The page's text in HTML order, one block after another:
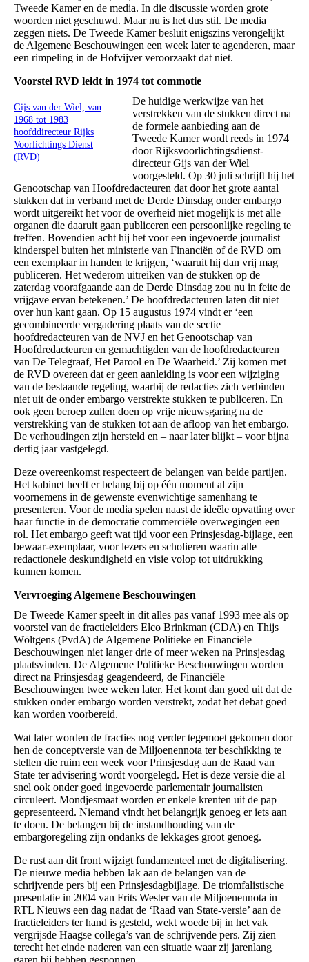
Tweede Kamer en de media. In die discussie worden grote
woorden niet geschuwd. Maar nu is het dus stil. De media
zeggen niets. De Tweede Kamer besluit enigszins verongelijkt
de Algemene Beschouwingen een week later te agenderen, maar
een rimpeling in de Hofvijver veroorzaakt dat niet.
Voorstel RVD leidt in 1974 tot commotie
Gijs van der Wiel, van
1968 tot 1983
hoofddirecteur Rijks
Voorlichtings Dienst
(RVD)
De huidige werkwijze van het
verstrekken van de stukken direct na
de formele aanbieding aan de
Tweede Kamer wordt reeds in 1974
door Rijksvoorlichtingsdienst-
directeur Gijs van der Wiel
voorgesteld. Op 30 juli schrijft hij het
Genootschap van Hoofdredacteuren dat door het grote aantal
stukken dat in verband met de Derde Dinsdag onder embargo
wordt uitgereikt het voor de overheid niet mogelijk is met alle
organen die daaruit gaan publiceren een persoonlijke regeling te
treffen. Bovendien acht hij het voor een ingevoerde journalist
kinderspel buiten het ministerie van Financiën of de RVD om
een exemplaar in handen te krijgen, ‘waaruit hij dan vrij mag
publiceren. Het wederom uitreiken van de stukken op de
zaterdag voorafgaande aan de Derde Dinsdag zou nu in feite de
vrijgave ervan betekenen.’ De hoofdredacteuren laten dit niet
over hun kant gaan. Op 15 augustus 1974 vindt er ‘een
gecombineerde vergadering plaats van de sectie
hoofdredacteuren van de NVJ en het Genootschap van
Hoofdredacteuren en gemachtigden van de hoofdredacteuren
van De Telegraaf, Het Parool en De Waarheid.’ Zij komen met
de RVD overeen dat er geen aanleiding is voor een wijziging
van de bestaande regeling, waarbij de redacties zich verbinden
niet uit de onder embargo verstrekte stukken te publiceren. En
ook geen beroep zullen doen op vrije nieuwsgaring na de
verstrekking van de stukken tot aan de afloop van het embargo.
De verhoudingen zijn hersteld en – naar later blijkt – voor bijna
dertig jaar vastgelegd.
Deze overeenkomst respecteert de belangen van beide partijen.
Het kabinet heeft er belang bij op één moment al zijn
voornemens in de gewenste evenwichtige samenhang te
presenteren. Voor de media spelen naast de ideële opvatting over
haar functie in de democratie commerciële overwegingen een
rol. Het embargo geeft wat tijd voor een Prinsjesdag-bijlage, een
bewaar-­exemplaar, voor lezers en scholieren waarin alle
redactionele deskundigheid en visie volop tot uitdrukking
kunnen komen.
Vervroeging Algemene Beschouwingen
De Tweede Kamer speelt in dit alles pas vanaf 1993 mee als op
voorstel van de fractieleiders Elco Brinkman (CDA) en Thijs
Wöltgens (PvdA) de Algemene Politieke en Financiële
Beschouwingen niet langer drie of meer weken na Prinsjesdag
plaatsvinden. De Algemene Politieke Beschouwingen worden
direct na Prinsjesdag geagendeerd, de Financiële
Beschouwingen twee weken later. Het komt dan goed uit dat de
stukken onder embargo worden verstrekt, zodat het debat goed
kan worden voorbereid.
Wat later worden de fracties nog verder tegemoet gekomen door
hen de conceptversie van de Miljoenennota ter beschikking te
stellen die ruim een week voor Prinsjesdag aan de Raad van
State ter advisering wordt voorgelegd. Het is deze versie die al
snel ook onder goed ingevoerde parlementair journalisten
circuleert. Mondjesmaat worden er enkele krenten uit de pap
gepresenteerd. Niemand vindt het belangrijk genoeg er iets aan
te doen. De belangen bij de instandhouding van de
embargoregeling zijn ondanks de lekkages groot genoeg.
De rust aan dit front wijzigt fundamenteel met de digitalisering.
De nieuwe media hebben lak aan de belangen van de
schrijvende pers bij een Prinsjesdagbijlage. De triomfalistische
presentatie in 2004 van Frits Wester van de Miljoenennota in
RTL Nieuws een dag nadat de ‘Raad van State-versie’ aan de
fractieleiders ter hand is gesteld, wekt woede bij in het vak
vergrijsde Haagse collega’s van de schrijvende pers. Zij zien
terecht het einde naderen van een situatie waar zij jarenlang